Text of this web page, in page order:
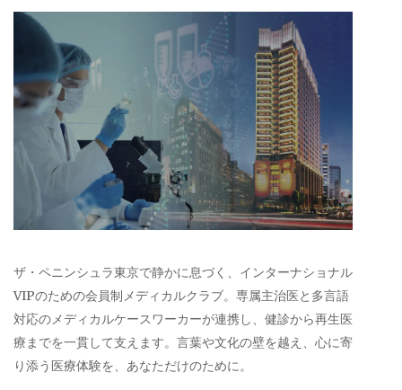
ザ・ペニンシュラ東京で静かに息づく、インターナショナル
VIPのための会員制メディカルクラブ。専属主治医と多言語
対応のメディカルケースワーカーが連携し、健診から再生医
療までを一貫して支えます。言葉や文化の壁を越え、心に寄
り添う医療体験を、あなただけのために。